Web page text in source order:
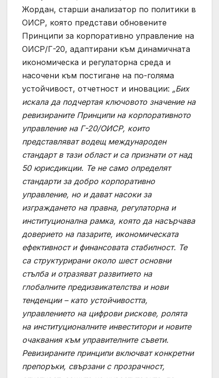
Жордан, старши анализатор по политики в
ОИСР, която представи обновените
Принципи за корпоративно управление на
ОИСР/Г-20, адаптирани към динамичната
икономическа и регулаторна среда и
насочени към постигане на по-голяма
устойчивост, отчетност и иновации: „Бих
искала да подчертая ключовото значение на
ревизираните Принципи на корпоративното
управление на Г-20/ОИСР, които
представляват водещ международен
стандарт в тази област и са признати от над
50 юрисдикции. Те не само определят
стандарти за добро корпоративно
управление, но и дават насоки за
изграждането на правна, регулаторна и
институционална рамка, която да насърчава
доверието на пазарите, икономическата
ефективност и финансовата стабилност. Те
са структурирани около шест основни
стълба и отразяват развитието на
глобалните предизвикателства и нови
тенденции – като устойчивостта,
управлението на цифрови рискове, ролята
на институционалните инвеститори и новите
очаквания към управителните съвети.
Ревизираните принципи включват конкретни
препоръки, свързани с прозрачност,